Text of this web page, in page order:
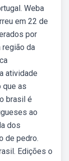
Weba
em 22 de
por
região da
atividade
que as
brasil é
ao
dos
de pedro.
Edições o